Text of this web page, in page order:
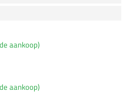
aankoop)
aankoop)